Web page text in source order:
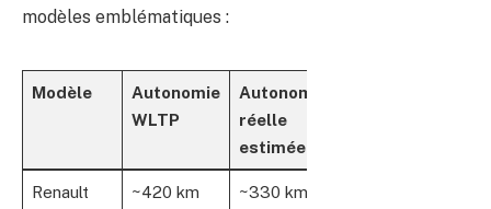
modèles emblématiques :
Modèle
Autonomie
WLTP
Autonomie
réelle
estimée
Renault
~420 km ~330 km